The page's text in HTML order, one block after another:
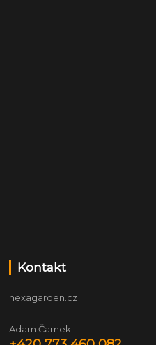
Kontakt
hexagarden.cz
Adam Čamek